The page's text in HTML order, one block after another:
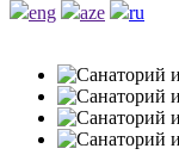
eng
aze
ru